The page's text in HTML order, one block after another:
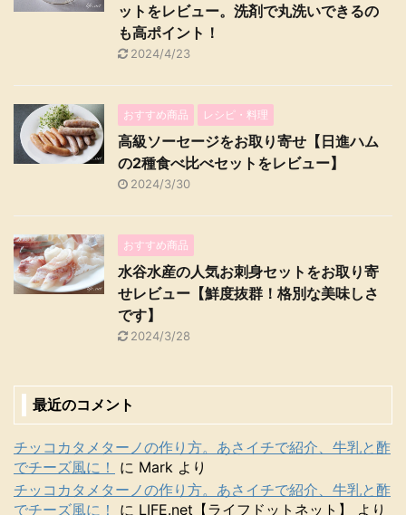
ットをレビュー。洗剤で丸洗いできるの
も高ポイント！
2024/4/23
おすすめ商品 レシピ・料理
高級ソーセージをお取り寄せ【日進ハム
の2種食べ比べセットをレビュー】
2024/3/30
おすすめ商品
水谷水産の人気お刺身セットをお取り寄
せレビュー【鮮度抜群！格別な美味しさ
です】
2024/3/28
最近のコメント
チッコカタメターノの作り方。あさイチで紹介、牛乳と酢
でチーズ風に！
に Mark より
チッコカタメターノの作り方。あさイチで紹介、牛乳と酢
でチーズ風に！
に LIFE.net【ライフドットネット】 より